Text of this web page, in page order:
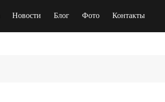
Новости Блог Фото Контакты